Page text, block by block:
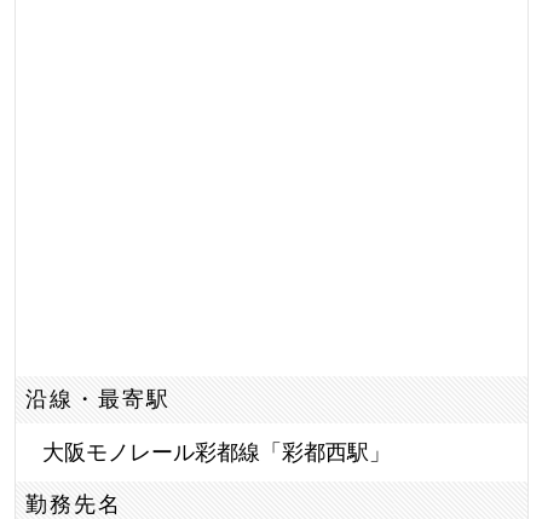
沿線・最寄駅
大阪モノレール彩都線「彩都西駅」
勤務先名